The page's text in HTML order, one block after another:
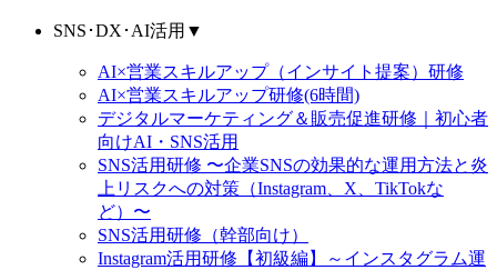
SNS･DX･AI活用 ▼
AI×営業スキルアップ（インサイト提案）研修
AI×営業スキルアップ研修(6時間)
デジタルマーケティング＆販売促進研修｜初心者
向けAI・SNS活用
SNS活用研修 〜企業SNSの効果的な運用方法と炎
上リスクへの対策（Instagram、X、TikTokな
ど）〜
SNS活用研修（幹部向け）
Instagram活用研修【初級編】～インスタグラム運